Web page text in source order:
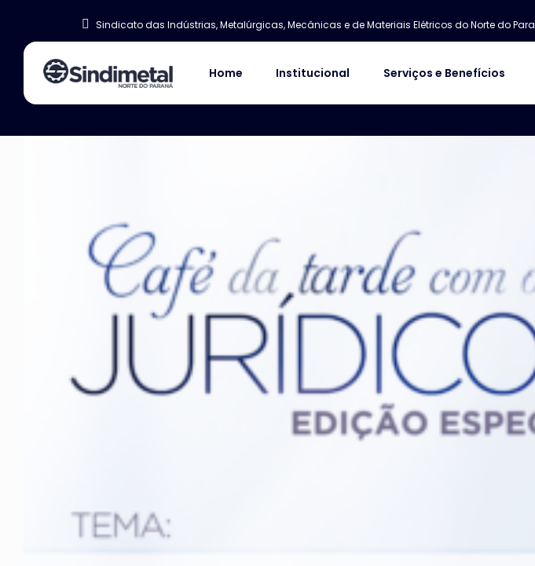
conteúdo
Sindicato das Indústrias, Metalúrgicas, Mecânicas e de Materiais Elétricos do Norte do
Home Institucional Serviços e Benefícios